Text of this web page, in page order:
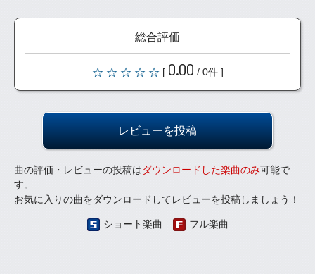
総合評価
[ 0.00 / 0件 ]
レビューを投稿
曲の評価・レビューの投稿はダウンロードした楽曲のみ可能で
す。
お気に入りの曲をダウンロードしてレビューを投稿しましょう！
ショート楽曲 フル楽曲